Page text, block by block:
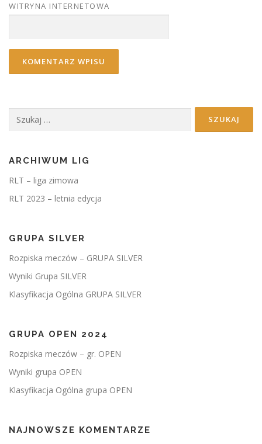
WITRYNA INTERNETOWA
ARCHIWUM LIG
RLT – liga zimowa
RLT 2023 – letnia edycja
GRUPA SILVER
Rozpiska meczów – GRUPA SILVER
Wyniki Grupa SILVER
Klasyfikacja Ogólna GRUPA SILVER
GRUPA OPEN 2024
Rozpiska meczów – gr. OPEN
Wyniki grupa OPEN
Klasyfikacja Ogólna grupa OPEN
NAJNOWSZE KOMENTARZE